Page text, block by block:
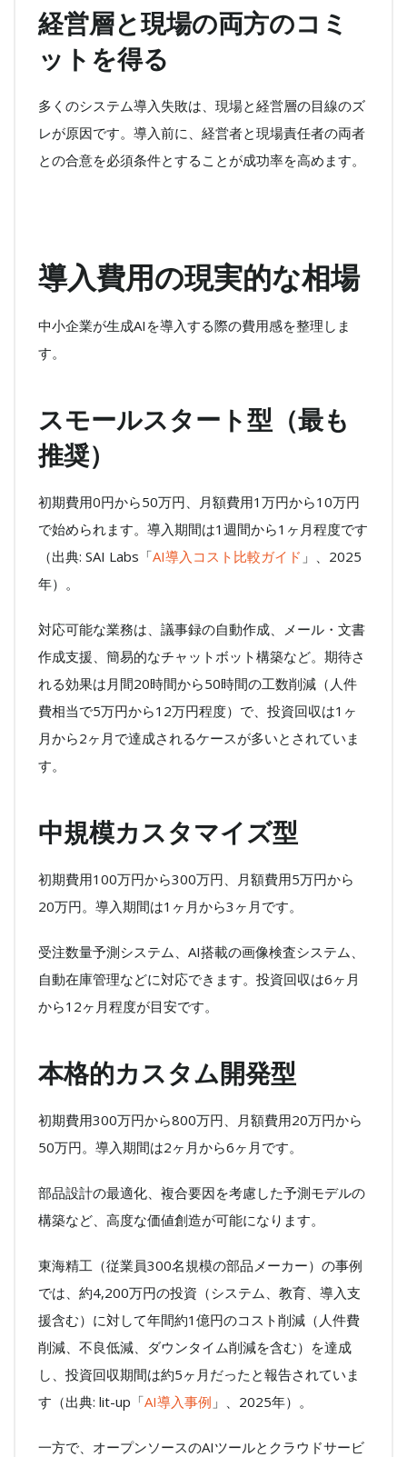
経営層と現場の両方のコミ
ットを得る
多くのシステム導入失敗は、現場と経営層の目線のズ
レが原因です。導入前に、経営者と現場責任者の両者
との合意を必須条件とすることが成功率を高めます。
導入費用の現実的な相場
中小企業が生成AIを導入する際の費用感を整理しま
す。
スモールスタート型（最も
推奨）
初期費用0円から50万円、月額費用1万円から10万円
で始められます。導入期間は1週間から1ヶ月程度です
（出典: SAI Labs「AI導入コスト比較ガイド 」、2025
年）。
対応可能な業務は、議事録の自動作成、メール・文書
作成支援、簡易的なチャットボット構築など。期待さ
れる効果は月間20時間から50時間の工数削減（人件
費相当で5万円から12万円程度）で、投資回収は1ヶ
月から2ヶ月で達成されるケースが多いとされていま
す。
中規模カスタマイズ型
初期費用100万円から300万円、月額費用5万円から
20万円。導入期間は1ヶ月から3ヶ月です。
受注数量予測システム、AI搭載の画像検査システム、
自動在庫管理などに対応できます。投資回収は6ヶ月
から12ヶ月程度が目安です。
本格的カスタム開発型
初期費用300万円から800万円、月額費用20万円から
50万円。導入期間は2ヶ月から6ヶ月です。
部品設計の最適化、複合要因を考慮した予測モデルの
構築など、高度な価値創造が可能になります。
東海精工（従業員300名規模の部品メーカー）の事例
では、約4,200万円の投資（システム、教育、導入支
援含む）に対して年間約1億円のコスト削減（人件費
削減、不良低減、ダウンタイム削減を含む）を達成
し、投資回収期間は約5ヶ月だったと報告されていま
す（出典: lit-up「AI導入事例 」、2025年）。
一方で、オープンソースのAIツールとクラウドサービ